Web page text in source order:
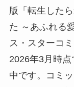
版「転生した
た ～あふれる
ス・スターコ
2026年3月時
中です。コミ